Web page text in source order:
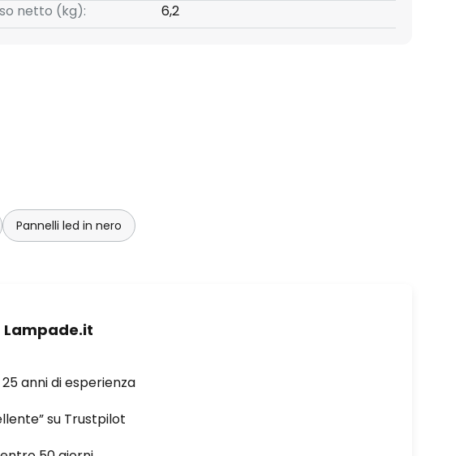
netto (kg):
6,2
Pannelli led in nero
Lampade.it
anni di esperienza
su Trustpilot